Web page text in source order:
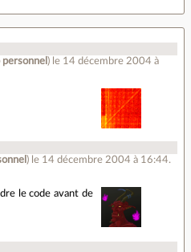
) le 14 décembre 2004 à
) le 14 décembre 2004 à 16:44.
le code avant de